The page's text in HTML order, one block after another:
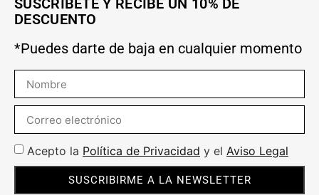
SUSCRÍBETE Y RECIBE UN 10% DE
DESCUENTO
*Puedes darte de baja en cualquier momento
Acepto la Política de Privacidad y el Aviso Legal
SUSCRIBIRME A LA NEWSLETTER